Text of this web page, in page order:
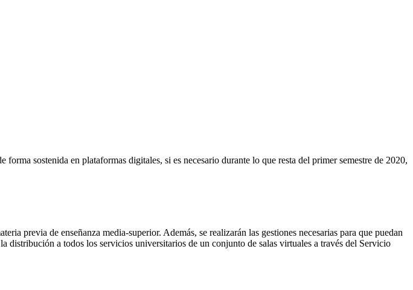
sostenida en plataformas digitales, si es necesario durante lo que resta del primer semestre de 2020,
previa de enseñanza media-superior. Además, se realizarán las gestiones necesarias para que puedan
distribución a todos los servicios universitarios de un conjunto de salas virtuales a través del Servicio